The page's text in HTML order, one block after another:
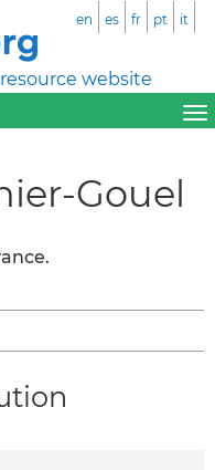
website
en es fr pt it
Gouel